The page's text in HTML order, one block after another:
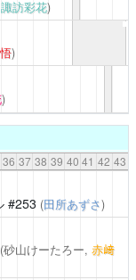
諏訪彩花)
)
)
36 37 38 39 40 41 42 43
#253 (田所あずさ)
(砂山けーたろー, 赤﨑